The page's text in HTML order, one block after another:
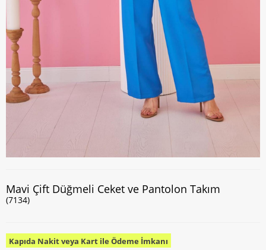
Mavi Çift Düğmeli Ceket ve Pantolon Takım
(7134)
Kapıda Nakit veya Kart ile Ödeme İmkanı